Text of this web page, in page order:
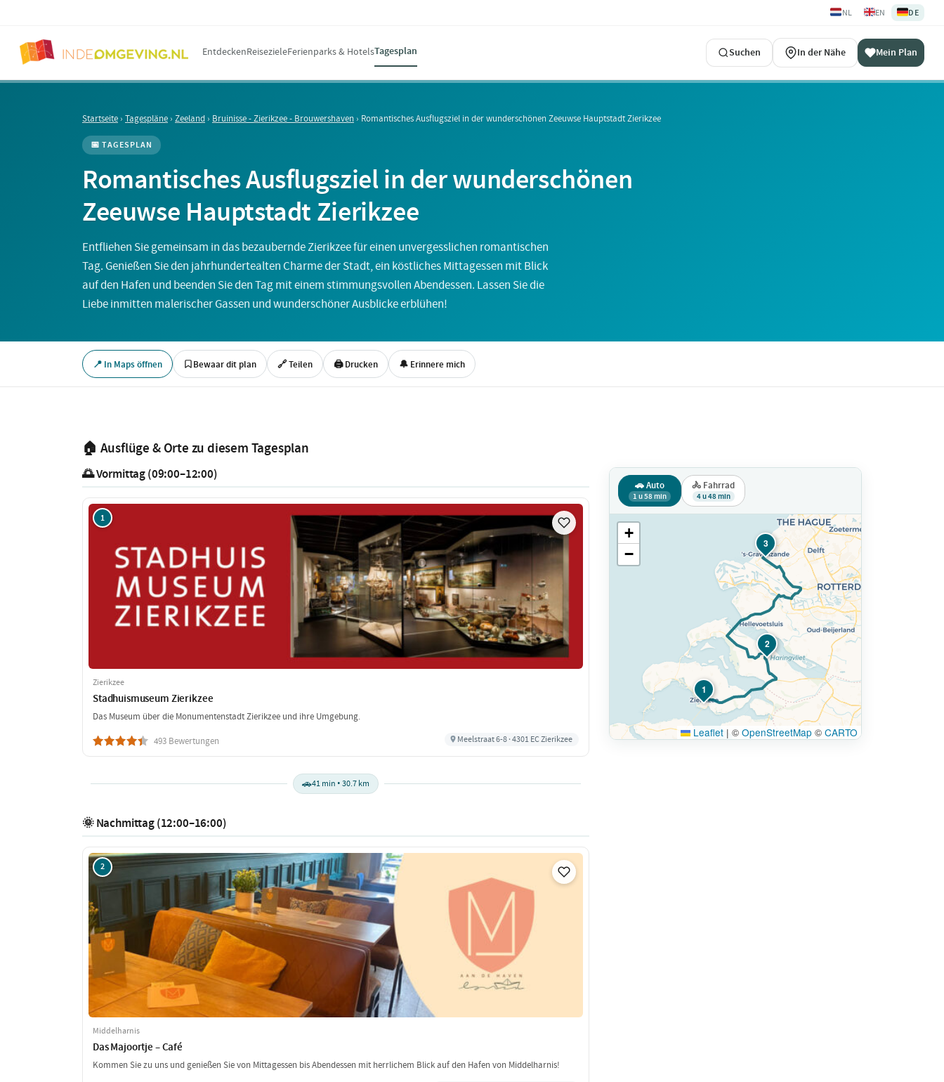
🇳🇱NL 🇬🇧EN 🇩🇪DE
EntdeckenReisezieleFerienparks & HotelsTagesplan Suchen In der Nähe Mein Plan
Startseite › Tagespläne › Zeeland › Bruinisse - Zierikzee - Brouwershaven › Romantisches Ausflugsziel in der wunderschönen Zeeuwse Hauptstadt Zierikzee
📅 TAGESPLAN
Romantisches Ausflugsziel in der wunderschönen
Zeeuwse Hauptstadt Zierikzee
Entfliehen Sie gemeinsam in das bezaubernde Zierikzee für einen unvergesslichen romantischen
Tag. Genießen Sie den jahrhundertealten Charme der Stadt, ein köstliches Mittagessen mit Blick
auf den Hafen und beenden Sie den Tag mit einem stimmungsvollen Abendessen. Lassen Sie die
Liebe inmitten malerischer Gassen und wunderschöner Ausblicke erblühen!
📍 In Maps öffnen Bewaar dit plan 🔗 Teilen 🖨 Drucken 🔔 Erinnere mich
🏠 Ausflüge & Orte zu diesem Tagesplan
🌅 Vormittag (09:00–12:00)
1
Zierikzee
Stadhuismuseum Zierikzee
Das Museum über die Monumentenstadt Zierikzee und ihre Umgebung.
493 Bewertungen Meelstraat 6-8 · 4301 EC Zierikzee
🚗41 min • 30.7 km
🌞 Nachmittag (12:00–16:00)
2
Middelharnis
Das Majoortje – Café
Kommen Sie zu uns und genießen Sie von Mittagessen bis Abendessen mit herrlichem Blick auf den Hafen von Middelharnis!
🚗 Auto
1 u 58 min
🚴 Fahrrad
4 u 48 min
1
2
3
+
−
Leaflet | © OpenStreetMap © CARTO